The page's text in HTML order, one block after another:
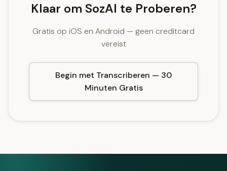
Klaar om SozAI te Proberen?
Gratis op iOS en Android — geen creditcard
vereist
Begin met Transcriberen — 30
Minuten Gratis